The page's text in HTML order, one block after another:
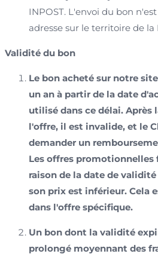
INPOST. L'envoi du bon
adresse sur le territoire de la
Validité du bon
Le bon acheté sur notre site
un an à partir de la date
utilisé dans ce délai. Après
l'offre, il est invalide, et le
demander un
Les offres
raison de la date de
son prix est inférieur. Cela
dans l'offre spécifique.
Un bon dont la validité
prolongé moyennant des